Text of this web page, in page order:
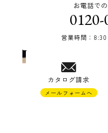
お電話で
営業時間：
カタログ請求
メールフォームへ